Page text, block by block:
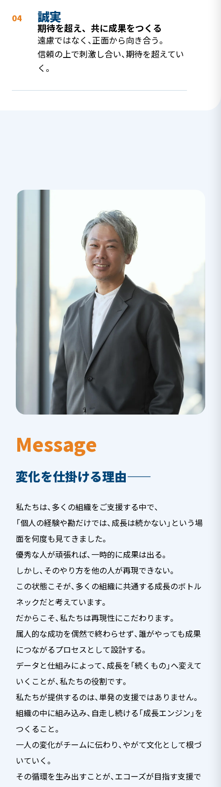
04 誠実
期待を超え、共に成果をつくる
遠慮ではなく、正面から向き合う。
信頼の上で刺激し合い、期待を超えてい
く。
Message
変化を仕掛ける理由——
私たちは、多くの組織をご支援する中で、
「個人の経験や勘だけでは、成長は続かない」という場
面を何度も見てきました。
優秀な人が頑張れば、一時的に成果は出る。
しかし、そのやり方を他の人が再現できない。
この状態こそが、多くの組織に共通する成長のボトル
ネックだと考えています。
だからこそ、私たちは再現性にこだわります。
属人的な成功を偶然で終わらせず、誰がやっても成果
につながるプロセスとして設計する。
データと仕組みによって、成長を「続くもの」へ変えて
いくことが、私たちの役割です。
私たちが提供するのは、単発の支援ではありません。
組織の中に組み込み、自走し続ける「成長エンジン」を
つくること。
一人の変化がチームに伝わり、やがて文化として根づ
いていく。
その循環を生み出すことが、エコーズが目指す支援で